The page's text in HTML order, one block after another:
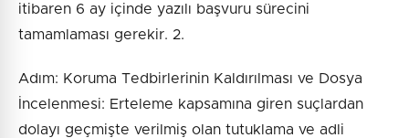
itibaren 6 ay içinde yazılı başvuru sürecini
tamamlaması gerekir. 2.
Adım: Koruma Tedbirlerinin Kaldırılması ve Dosya
İncelenmesi: Erteleme kapsamına giren suçlardan
dolayı geçmişte verilmiş olan tutuklama ve adli